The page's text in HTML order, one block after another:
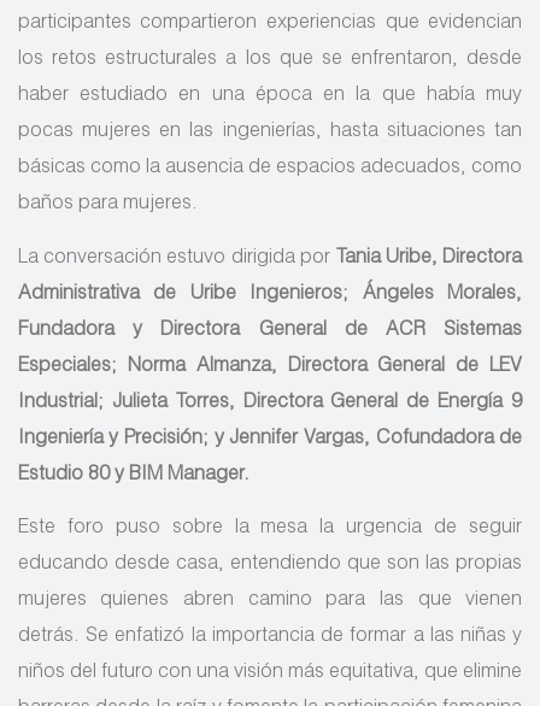
participantes compartieron experiencias que evidencian
los retos estructurales a los que se enfrentaron, desde
haber estudiado en una época en la que había muy
pocas mujeres en las ingenierías, hasta situaciones tan
básicas como la ausencia de espacios adecuados, como
baños para mujeres.
La conversación estuvo dirigida por Tania Uribe, Directora
Administrativa de Uribe Ingenieros; Ángeles Morales,
Fundadora y Directora General de ACR Sistemas
Especiales; Norma Almanza, Directora General de LEV
Industrial; Julieta Torres, Directora General de Energía 9
Ingeniería y Precisión; y Jennifer Vargas, Cofundadora de
Estudio 80 y BIM Manager.
Este foro puso sobre la mesa la urgencia de seguir
educando desde casa, entendiendo que son las propias
mujeres quienes abren camino para las que vienen
detrás. Se enfatizó la importancia de formar a las niñas y
niños del futuro con una visión más equitativa, que elimine